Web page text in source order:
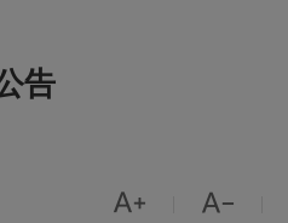
告
 